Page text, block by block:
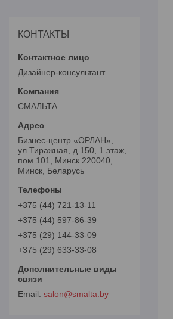
КОНТАКТЫ
Дизайнер-консультант
СМАЛЬТА
Бизнес-центр «ОРЛАН»,
ул.Тиражная, д.150, 1 этаж,
пом.101, Минск 220040,
Минск, Беларусь
+375 (44) 721-13-11
+375 (44) 597-86-39
+375 (29) 144-33-09
+375 (29) 633-33-08
salon@smalta.by